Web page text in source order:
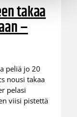
takaa
–
peliä jo 20
nousi takaa
pelasi
viisi pistettä